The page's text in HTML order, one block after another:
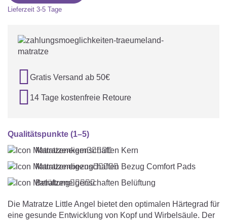
Lieferzeit 3-5 Tage
Gratis Versand ab 50€
 14 Tage kostenfreie Retoure
Qualitätspunkte (1–5)
Matratzenkern
Matratzenbezug
Belüftung
Die Matratze Little Angel bietet den optimalen Härtegrad für
eine gesunde Entwicklung von Kopf und Wirbelsäule. Der